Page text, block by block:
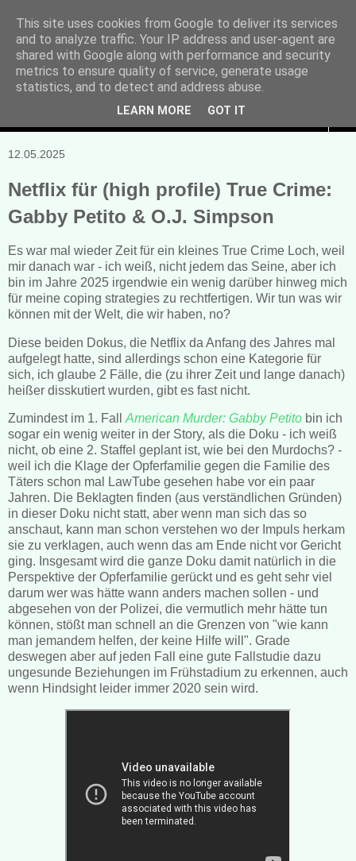
Manuela Sonntag
Bücher, Blogs & mehr
12.05.2025
Netflix für (high profile) True Crime:
Gabby Petito & O.J. Simpson
Es war mal wieder Zeit für ein kleines True Crime Loch, weil
mir danach war - ich weiß, nicht jedem das Seine, aber ich
bin im Jahre 2025 irgendwie ein wenig darüber hinweg mich
für meine coping strategies zu rechtfertigen. Wir tun was wir
können mit der Welt, die wir haben, no?
Diese beiden Dokus, die Netflix da Anfang des Jahres mal
aufgelegt hatte, sind allerdings schon eine Kategorie für
sich, ich glaube 2 Fälle, die (zu ihrer Zeit und lange danach)
heißer disskutiert wurden, gibt es fast nicht.
Zumindest im 1. FallAmerican Murder: Gabby Petito bin ich
sogar ein wenig weiter in der Story, als die Doku - ich weiß
nicht, ob eine 2. Staffel geplant ist, wie bei den Murdochs? -
weil ich die Klage der Opferfamilie gegen die Familie des
Täters schon mal LawTube gesehen habe vor ein paar
Jahren. Die Beklagten finden (aus verständlichen Gründen)
in dieser Doku nicht statt, aber wenn man sich das so
anschaut, kann man schon verstehen wo der Impuls herkam
sie zu verklagen, auch wenn das am Ende nicht vor Gericht
ging. Insgesamt wird die ganze Doku damit natürlich in die
Perspektive der Opferfamilie gerückt und es geht sehr viel
darum wer was hätte wann anders machen sollen - und
abgesehen von der Polizei, die vermutlich mehr hätte tun
können, stößt man schnell an die Grenzen von "wie kann
man jemandem helfen, der keine Hilfe will". Grade
deswegen aber auf jeden Fall eine gute Fallstudie dazu
ungesunde Beziehungen im Frühstadium zu erkennen, auch
wenn Hindsight leider immer 2020 sein wird.
This site uses cookies from Google to deliver its services
and to analyze traffic. Your IP address and user-agent are
shared with Google along with performance and security
metrics to ensure quality of service, generate usage
statistics, and to detect and address abuse.
LEARN MORE GOT IT